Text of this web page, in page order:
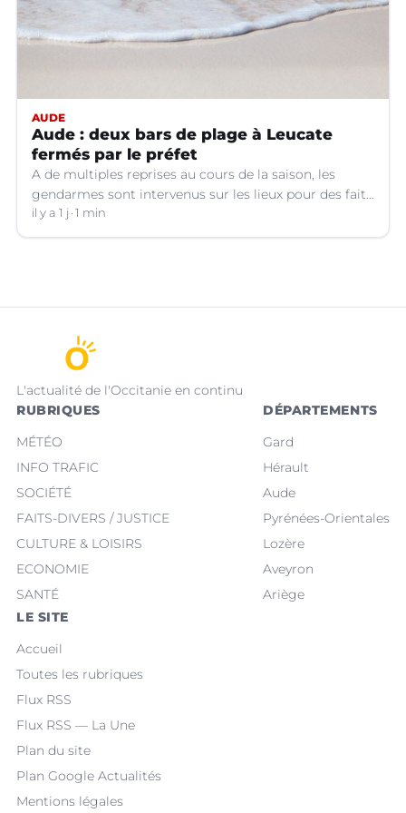
AUDE
Aude : deux bars de plage à Leucate
fermés par le préfet
A de multiples reprises au cours de la saison, les
gendarmes sont intervenus sur les lieux pour des faits
de violences, de consommation d'alcool, de rixes, de
tapage, de stationnement...
il y a 1 j 1 min
L'actualité de l'Occitanie en continu
RUBRIQUES
MÉTÉO
INFO TRAFIC
SOCIÉTÉ
FAITS-DIVERS / JUSTICE
CULTURE & LOISIRS
ECONOMIE
SANTÉ
DÉPARTEMENTS
Gard
Hérault
Aude
Pyrénées-Orientales
Lozère
Aveyron
Ariège
LE SITE
Accueil
Toutes les rubriques
Flux RSS
Flux RSS — La Une
Plan du site
Plan Google Actualités
Mentions légales